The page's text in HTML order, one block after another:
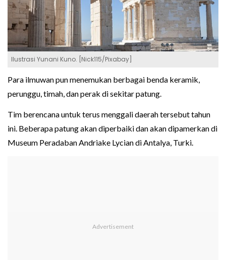
Ilustrasi Yunani Kuno. [Nick115/Pixabay]
Para ilmuwan pun menemukan berbagai benda keramik,
perunggu, timah, dan perak di sekitar patung.
Tim berencana untuk terus menggali daerah tersebut tahun
ini. Beberapa patung akan diperbaiki dan akan dipamerkan di
Museum Peradaban Andriake Lycian di Antalya, Turki.